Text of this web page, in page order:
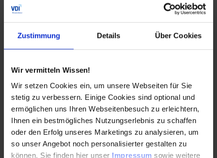
Zustimmung Details Über Cookies
Wir vermitteln Wissen!
Wir setzen Cookies ein, um unsere Webseiten für Sie
stetig zu verbessern. Einige Cookies sind optional und
ermöglichen uns Ihren Webseitenbesuch zu erleichtern,
Ihnen ein bestmögliches Nutzungserlebnis zu schaffen
oder den Erfolg unseres Marketings zu analysieren, um
so unser Angebot noch personalisierter gestalten zu
können. Sie finden hier unser Impressum sowie weitere
Der Antrieb der Pumpe mit Elektromotor
Der drehzahlveränderliche Antrieb mit
Frequenzumrichter als ergänzende
Antriebskomponente
Hinweise für die Planung von
drehzahlgeregelten Antrieben↓
Die Steuerung und Regelung von Pumpen